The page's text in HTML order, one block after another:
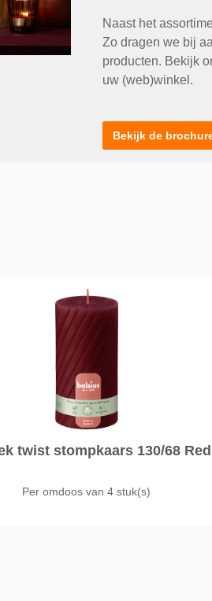
Naast het
Zo dragen we bij
producten. Bekijk
uw (web)winkel.
Bekijk de
twist stompkaars 130/68 Red
Per omdoos van4 stuk(s)